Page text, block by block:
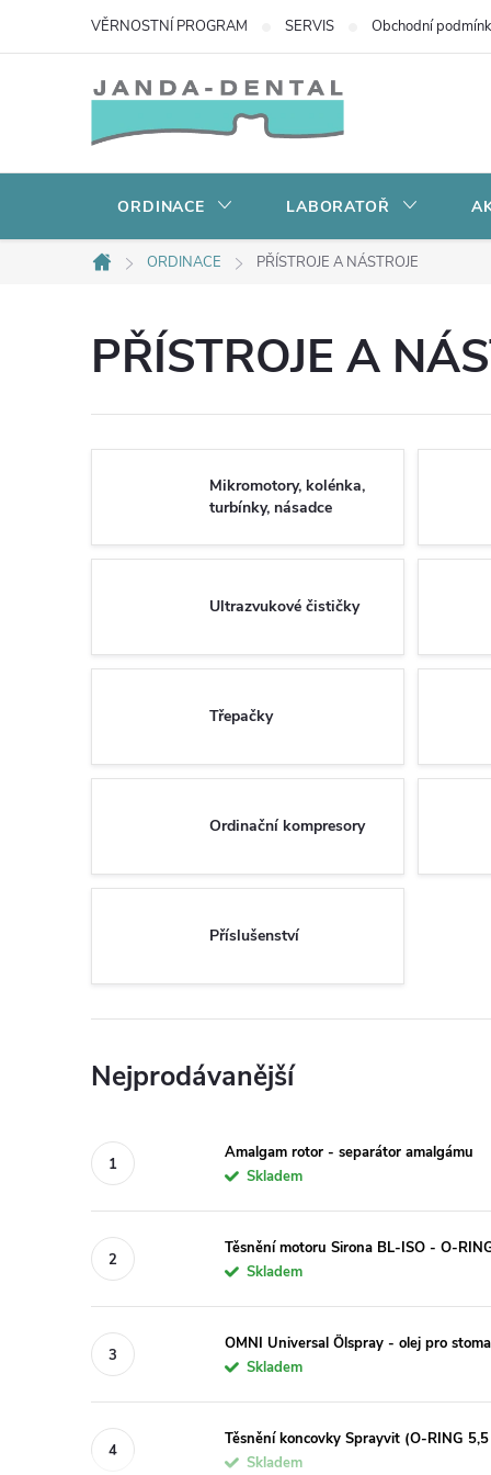
VĚRNOSTNÍ PROGRAM SERVIS Obchodní
ORDINACE LABORATOŘ
Domů
ORDINACE PŘÍSTROJE A NÁSTROJE
PŘÍSTROJE A
Mikromotory, kolénka,
turbínky, násadce
Ultrazvukové čističky
Třepačky
Ordinační kompresory
Příslušenství
Nejprodávanější
Amalgam rotor - separátor amalgámu
Skladem
Těsnění motoru Sirona BL-ISO - O-
Skladem
OMNI Universal Ölspray - olej pro
Skladem
Těsnění koncovky Sprayvit (O-RING
Skladem